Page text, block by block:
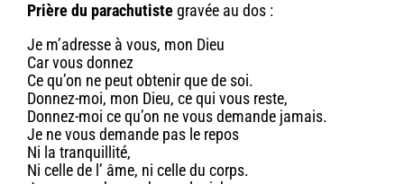
Prière du parachutistegravée au dos :
Je m’adresse à vous, mon Dieu
Car vous donnez
Ce qu’on ne peut obtenir que de soi.
Donnez-moi, mon Dieu, ce qui vous reste,
Donnez-moi ce qu’on ne vous demande jamais.
Je ne vous demande pas le repos
Ni la tranquillité,
Ni celle de l’ âme, ni celle du corps.